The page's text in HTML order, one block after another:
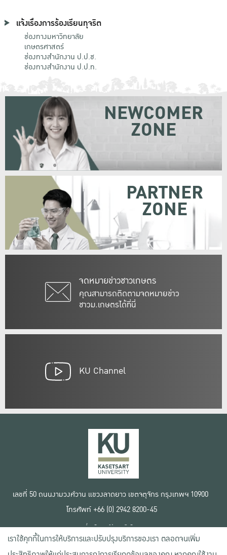
แจ้งเรื่องการร้องเรียนทุจริต
ช่องทางมหาวิทยาลัย
เกษตรศาสตร์
ช่องทางสำนักงาน ป.ป.ช.
ช่องทางสำนักงาน ป.ป.ท.
จดหมายข่าวชาวเกษตร
คุณสามารถติดตามจดหมายข่าว
ชาวม.เกษตรได้ที่นี่
NEWCOMER
ZONE
PARTNER
ZONE
KU Channel
เลขที่ 50 ถนนงามวงศ์วาน แขวงลาดยาว เขตจตุจักร กรุงเทพฯ 10900
โทรศัพท์ +66 (0) 2942 8200-45
เงื่อนไขการใช้งานเว็บไซต์
ข้อตกลงด้านสิทธิ์ใช้งาน
นโยบายความเป็นส่วนตัว
เราใช้คุกกี้ในการให้บริการและปรับปรุงบริการของเรา ตลอดจนเพิ่ม